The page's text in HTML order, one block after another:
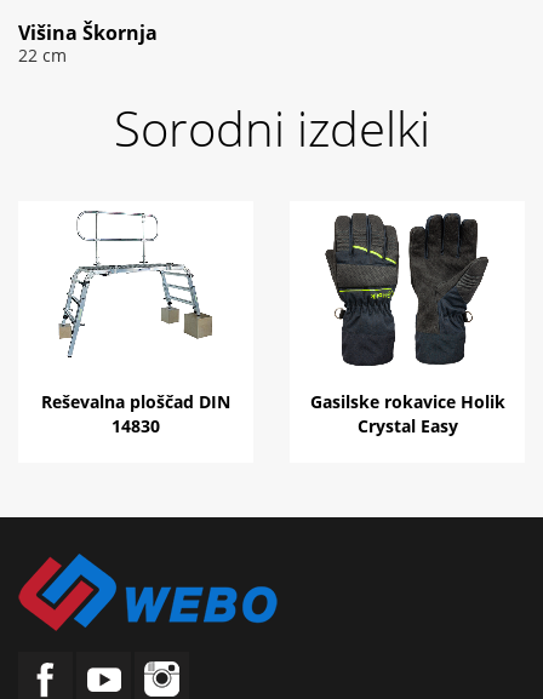
Višina Škornja
22 cm
Sorodni izdelki
Reševalna ploščad DIN
14830
Gasilske rokavice Holik
Crystal Easy